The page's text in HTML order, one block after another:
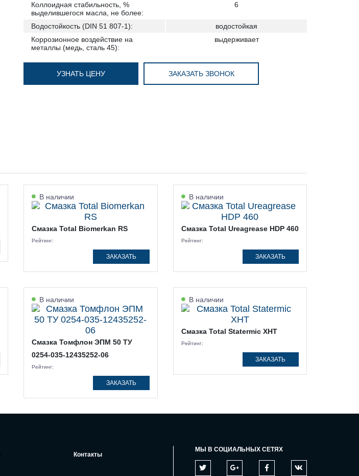
Коллоидная стабильность, %
выделившегося масла, не более:
6
Водостойкость (DIN 51 807-1):
водостойкая
Коррозионное воздействие на
металлы (медь, сталь 45):
выдерживает
УЗНАТЬ ЦЕНУ ЗАКАЗАТЬ ЗВОНОК
В наличии
Смазка Total Biomerkan RS
Рейтинг:
ЗАКАЗАТЬ
В наличии
Смазка Total Ureagrease HDP 460
Рейтинг:
ЗАКАЗАТЬ
В наличии
Смазка Томфлон ЭПМ 50 ТУ
0254-035-12435252-06
Рейтинг:
ЗАКАЗАТЬ
В наличии
Смазка Total Statermic XHT
Рейтинг:
ЗАКАЗАТЬ
Контакты
МЫ В СОЦИАЛЬНЫХ СЕТЯХ